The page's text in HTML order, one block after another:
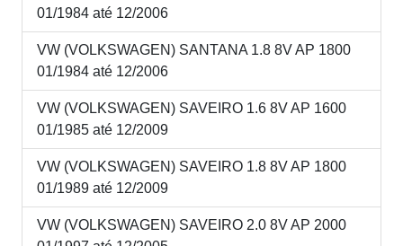
01/1984 até 12/2006
VW (VOLKSWAGEN) SANTANA 1.8 8V AP 1800
01/1984 até 12/2006
VW (VOLKSWAGEN) SAVEIRO 1.6 8V AP 1600
01/1985 até 12/2009
VW (VOLKSWAGEN) SAVEIRO 1.8 8V AP 1800
01/1989 até 12/2009
VW (VOLKSWAGEN) SAVEIRO 2.0 8V AP 2000